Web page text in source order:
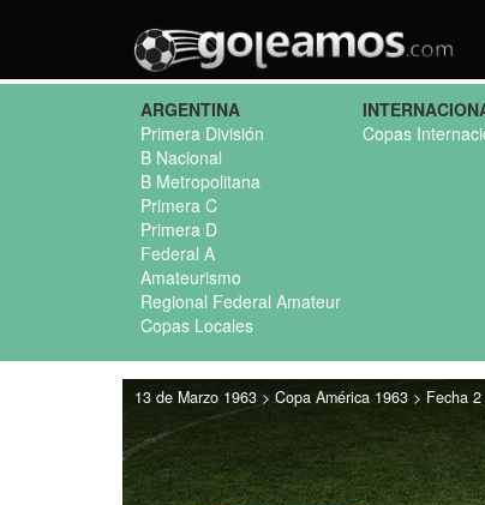
ARGENTINA
Primera División
B Nacional
B Metropolitana
Primera C
Primera D
Federal A
Amateurismo
Regional Federal Amateur
Copas Locales
Copas
13 de Marzo 1963 > Copa América 1963 > Fecha